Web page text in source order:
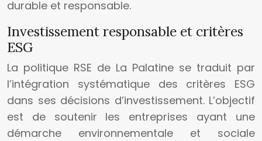
durable et responsable.
Investissement responsable et critères
ESG
La politique RSE de La Palatine se traduit par
l’intégration systématique des critères ESG
dans ses décisions d’investissement. L’objectif
est de soutenir les entreprises ayant une
démarche environnementale et sociale